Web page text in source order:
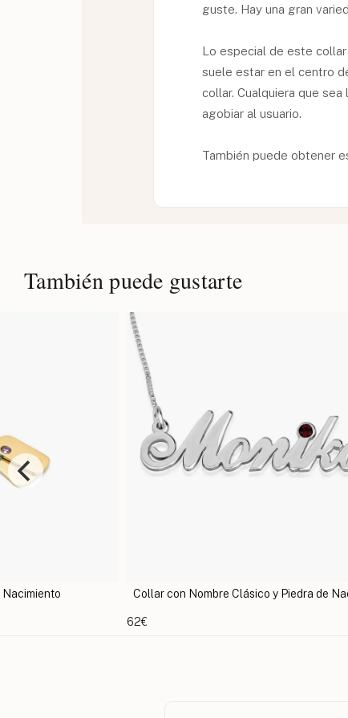
guste. Hay una gran
Lo especial de este
suele estar en el centro
collar. Cualquiera que
agobiar al usuario.
También puede obtener
También puede gustarte
Collar con Nombre Clásico y Piedra de
62€